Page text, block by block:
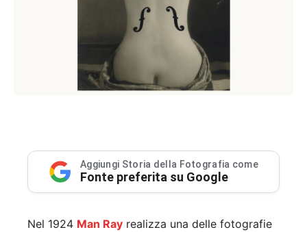
Aggiungi Storia della Fotografia come
Fonte preferita su Google
Nel 1924 Man Ray realizza una delle fotografie